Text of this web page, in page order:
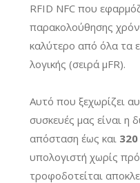
RFID NFC που
παρακολούθησης
καλύτερο από όλα τα
λογικής (σειρά μFR).
Αυτό που ξεχωρίζει
συσκευές μας είναι η
απόσταση έως και
υπολογιστή χωρίς
τροφοδοτείται